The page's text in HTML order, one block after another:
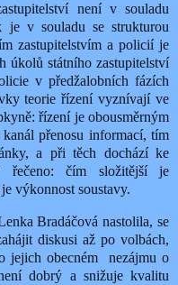
není v souladu
je v souladu se strukturou
zastupitelstvím a policií je
úkolů státního zastupitelství
v předžalobních fázích
teorie řízení vyznívají ve
řízení je obousměrným
přenosu informací, tím
a při těch dochází ke
řečeno: čím složitější je
výkonnost soustavy.
Bradáčová nastolila, se
diskusi až po volbách,
jejich obecném
nezájmu o
dobrý a snižuje kvalitu